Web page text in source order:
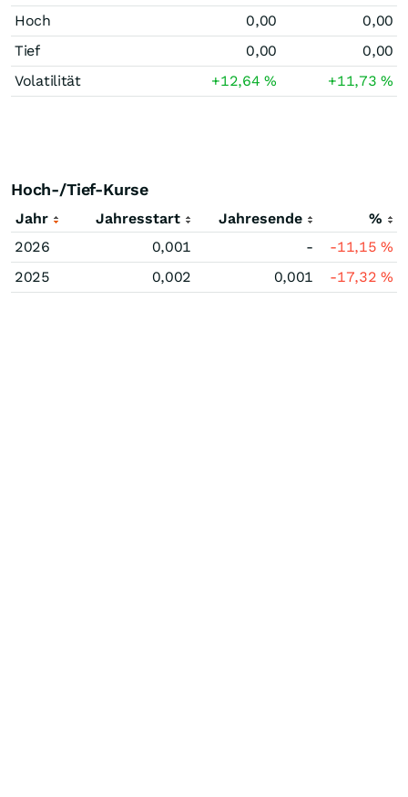
Hoch
0,00
0,00
Tief
0,00
0,00
Volatilität
+12,64% +11,73%
Hoch-/Tief-Kurse
Jahr Jahresstart Jahresende
%
2026
0,001 - -11,15%
2025
0,002 0,001 -17,32%